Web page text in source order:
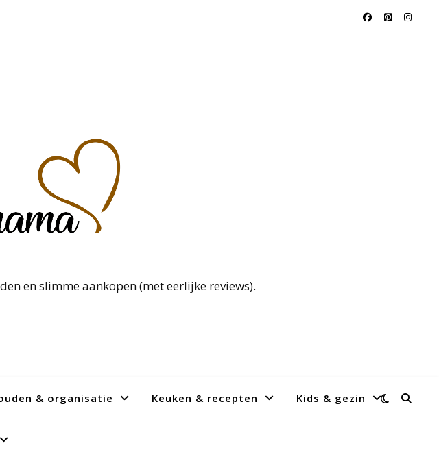
en slimme aankopen (met eerlijke reviews).
& organisatie Keuken & recepten Kids & gezin